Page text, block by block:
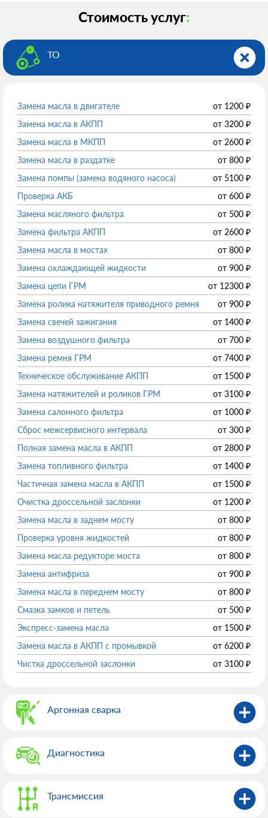
Стоимость услуг:
ТО
Замена масла в двигателе от 1200 ₽
Замена масла в АКПП
от 3200 ₽
Замена масла в МКПП
от 2600 ₽
Замена масла в раздатке
от 800 ₽
Замена помпы (замена водяного насоса)
от 5100 ₽
Проверка АКБ
от 600 ₽
Замена масляного фильтра
от 500 ₽
Замена фильтра АКПП
от 2600 ₽
Замена масла в мостах
от 800 ₽
Замена охлаждающей жидкости
от 900 ₽
Замена цепи ГРМ
от 12300 ₽
Замена ролика натяжителя приводного ремня
от 900 ₽
Замена свечей зажигания
от 1400 ₽
Замена воздушного фильтра
от 700 ₽
Замена ремня ГРМ
от 7400 ₽
Техническое обслуживание АКПП
от 1500 ₽
Замена натяжителей и роликов ГРМ
от 3100 ₽
Замена салонного фильтра
от 1000 ₽
Сброс межсервисного интервала
от 300 ₽
Полная замена масла в АКПП
от 2800 ₽
Замена топливного фильтра
от 1400 ₽
Частичная замена масла в АКПП
от 1500 ₽
Очистка дроссельной заслонки
от 1200 ₽
Замена масла в заднем мосту
от 800 ₽
Проверка уровня жидкостей
от 800 ₽
Замена масла редукторе моста
от 800 ₽
Замена антифриза
от 900 ₽
Замена масла в переднем мосту
от 800 ₽
Смазка замков и петель
от 500 ₽
Экспресс-замена масла
от 1500 ₽
Замена масла в АКПП с промывкой
от 6200 ₽
Чистка дроссельной заслонки
от 3100 ₽
Аргонная сварка
Диагностика
Трансмиссия